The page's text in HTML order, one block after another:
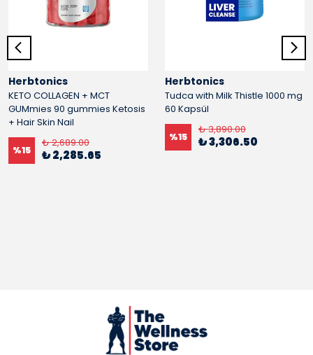
Herbtonics
KETO COLLAGEN + MCT
GUMmies 90 gummies Ketosis
+ Hair Skin Nail
%15
₺ 2,689.00
₺ 2,285.65
Herbtonics
Tudca with Milk Thistle 1000 mg
60 Kapsül
%15
₺ 3,890.00
₺ 3,306.50